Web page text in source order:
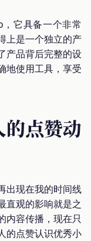
它具备一个非常
上是一个独立的产
产品背后完整的设
地使用工具，享受
点赞动
出现在我的时间线
直观的影响就是之
内容传播，现在只
的点赞认识优秀小